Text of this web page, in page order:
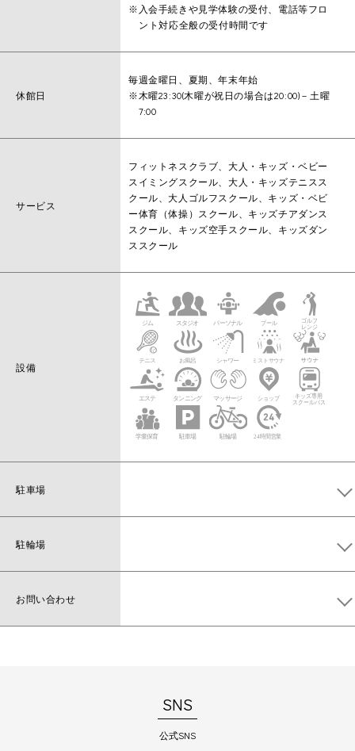
※入会手続きや見学体験の受付、電話等フロ
ント対応全般の受付時間です
休館日
毎週金曜日、夏期、年末年始
※木曜23:30(木曜が祝日の場合は20:00)－土曜
7:00
サービス
フィットネスクラブ、大人・キッズ・ベビー
スイミングスクール、大人・キッズテニスス
クール、大人ゴルフスクール、キッズ・ベビ
ー体育（体操）スクール、キッズチアダンス
スクール、キッズ空手スクール、キッズダン
ススクール
設備
駐車場
206台〔2時間半まで無料、以降30分ごと100
駐輪場
お問い合わせ
SNS
公式SNS